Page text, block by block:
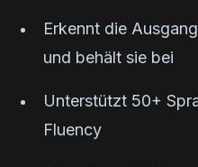
Erkennt die
und behält sie bei
Unterstützt 50+
Fluency